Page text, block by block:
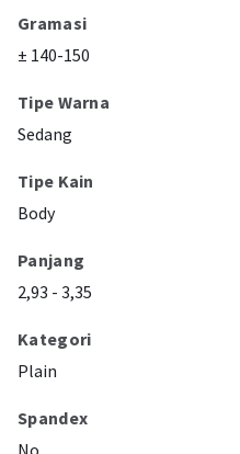
Gramasi
± 140-150
Tipe Warna
Sedang
Tipe Kain
Body
Panjang
2,93 - 3,35
Kategori
Plain
Spandex
No